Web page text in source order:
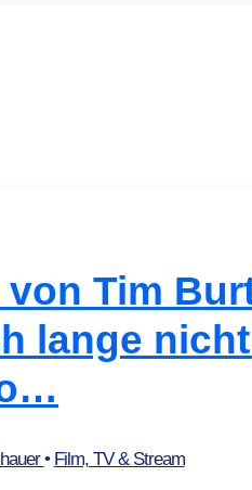
Tim
lange
• Film, TV & Stream